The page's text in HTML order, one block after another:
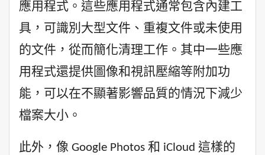
應用程式。這些應用程式通常包含內建工
具，可識別大型文件、重複文件或未使用
的文件，從而簡化清理工作。其中一些應
用程式還提供圖像和視訊壓縮等附加功
能，可以在不顯著影響品質的情況下減少
檔案大小。
此外，像 Google Photos 和 iCloud 這樣的